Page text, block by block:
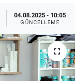
04.08.2025 - 10:05
GÜNCELLEME